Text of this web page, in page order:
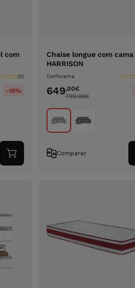
com
(0)
-15%
Adicionar
ao
Chaise longue com cama
HARRISON
Conforama
649,00€
799.00€
Comparar